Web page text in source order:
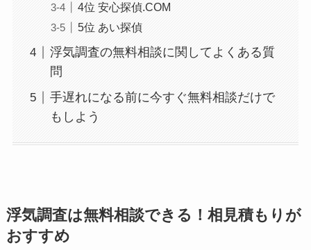
4位 安心探偵.COM
5位 あい探偵
浮気調査の無料相談に関してよくある質
問
手遅れになる前に今すぐ無料相談だけで
もしよう
浮気調査は無料相談できる！相見積もりが
おすすめ